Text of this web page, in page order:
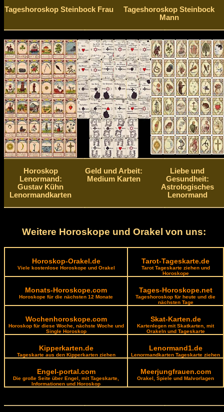
Tageshoroskop Steinbock Frau
Tageshoroskop Steinbock
Mann
Horoskop
Lenormand:
Gustav Kühn
Lenormandkarten
Geld und Arbeit:
Medium Karten
Liebe und
Gesundheit:
Astrologisches
Lenormand
Weitere Horoskope und Orakel von uns:
Horoskop-Orakel.de
Viele kostenlose Horoskope und Orakel
Tarot-Tageskarte.de
Tarot Tageskarte ziehen und
Horoskope
Monats-Horoskope.com
Horoskope für die nächsten 12 Monate
Tages-Horoskope.net
Tageshoroskop für heute und die
nächsten Tage
Wochenhoroskope.com
Horoskop für diese Woche, nächste Woche und
Single Horoskop
Skat-Karten.de
Kartenlegen mit Skatkarten, mit
Orakeln und Tageskarte
Kipperkarten.de
Tageskarte aus den Kipperkarten ziehen
Lenormand1.de
Lenormandkarten Tageskarte ziehen
Engel-portal.com
Die große Seite über Engel, mit Tageskarte,
Informationen und Horoskop
Meerjungfrauen.com
Orakel, Spiele und Malvorlagen